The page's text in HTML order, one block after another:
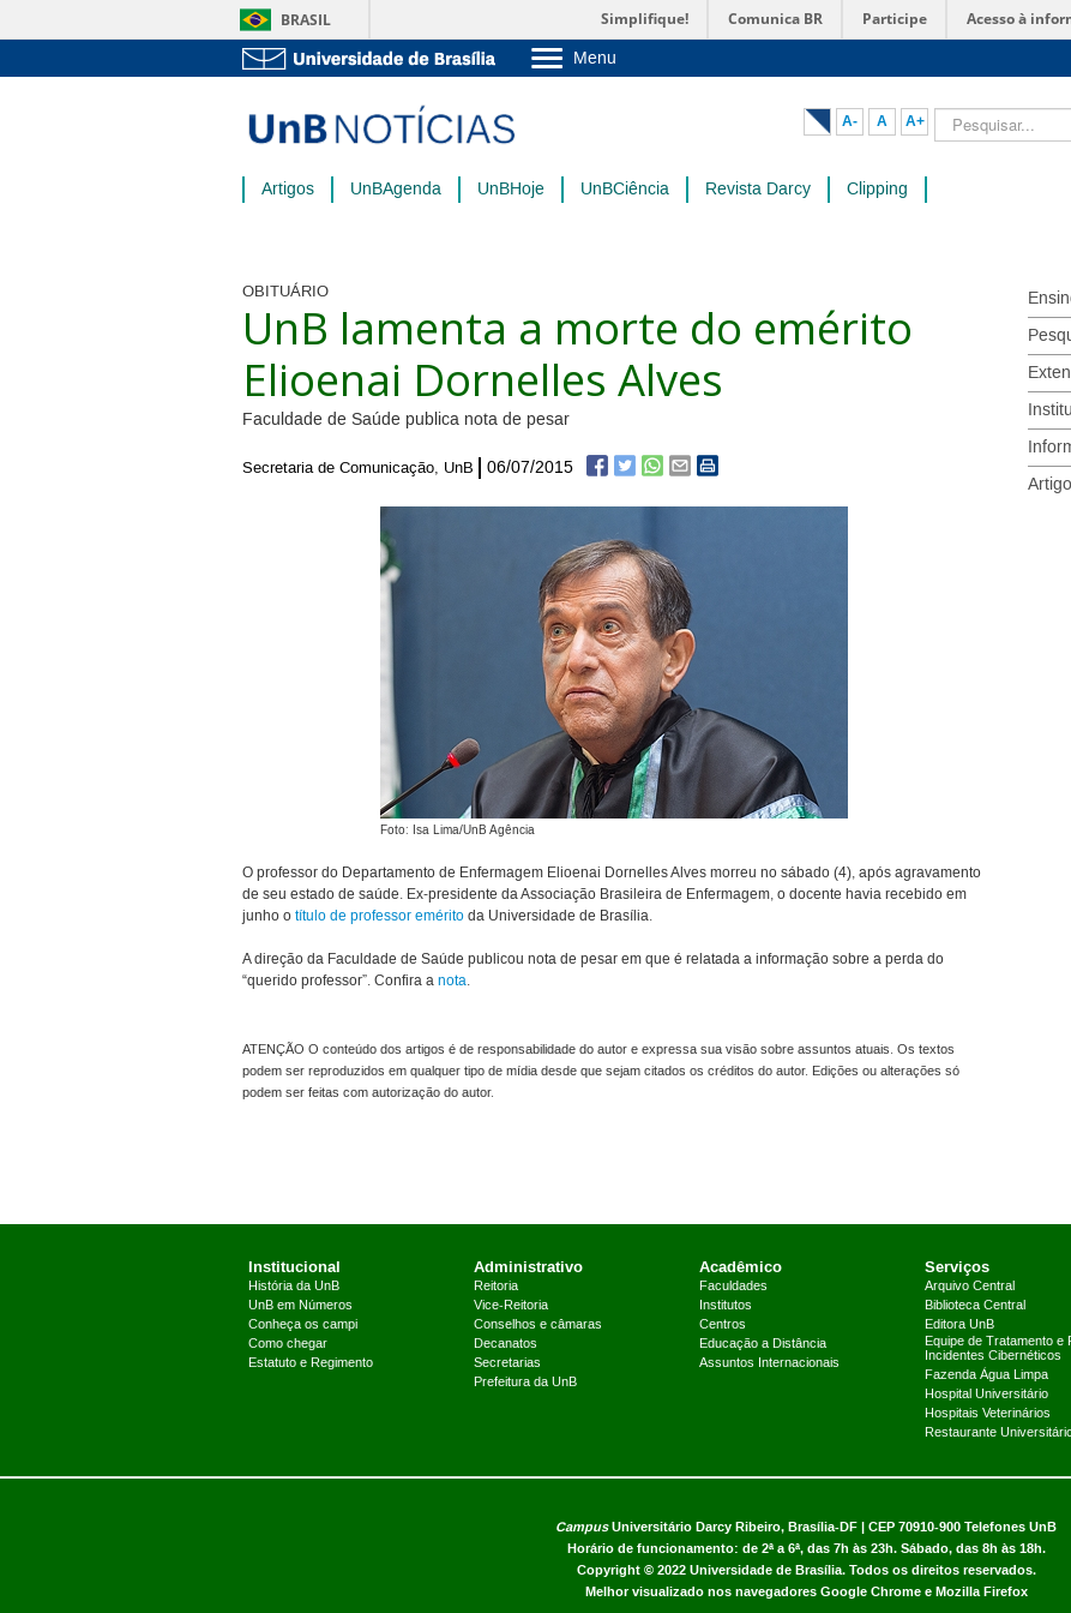
BRASIL Simplifique! Comunica BR Participe Acesso à
Menu
Pós-Graduação
Administração
A- A A+ Pesquisar...
Artigos UnBAgenda UnBHoje UnBCiência Revista Darcy Clipping
OBITUÁRIO
UnB lamenta a morte do emérito
Elioenai Dornelles Alves
Faculdade de Saúde publica nota de pesar
Secretaria de Comunicação, UnB 06/07/2015
Foto: Isa Lima/UnB Agência
O professor do Departamento de Enfermagem Elioenai Dornelles Alves morreu no sábado (4), após agravamento
de seu estado de saúde. Ex-presidente da Associação Brasileira de Enfermagem, o docente havia recebido em
junho o título de professor emérito da Universidade de Brasília.
A direção da Faculdade de Saúde publicou nota de pesar em que é relatada a informação sobre a perda do
“querido professor”. Confira a nota.
ATENÇÃO O conteúdo dos artigos é de responsabilidade do autor e expressa sua visão sobre assuntos atuais. Os textos
podem ser reproduzidos em qualquer tipo de mídia desde que sejam citados os créditos do autor. Edições ou alterações só
podem ser feitas com autorização do autor.
Institucional
História da UnB
UnB em Números
Conheça os campi
Como chegar
Estatuto e Regimento
Administrativo
Reitoria
Vice-Reitoria
Conselhos e câmaras
Decanatos
Secretarias
Prefeitura da UnB
Acadêmico
Faculdades
Institutos
Centros
Educação a Distância
Assuntos Internacionais
Serviços
Arquivo Central
Biblioteca Central
Editora UnB
Equipe de Tratamento e
Incidentes Cibernéticos
Fazenda Água Limpa
Hospital Universitário
Hospitais Veterinários
Restaurante
CampusUniversitário Darcy Ribeiro, Brasília-DF | CEP 70910-900 Telefones UnB
Horário de funcionamento: de 2ª a 6ª, das 7h às 23h. Sábado, das 8h às 18h.
Copyright © 2022 Universidade de Brasília. Todos os direitos reservados.
Melhor visualizado nos navegadores Google Chrome e Mozilla Firefox